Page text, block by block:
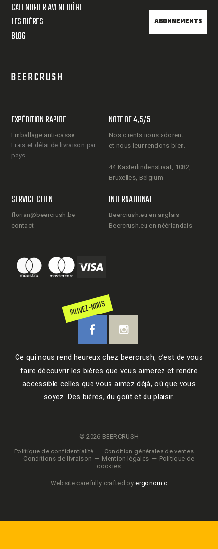
CALENDRIER AVENT BIÈRE
LES BIÈRES
BLOG
ABONNEMENTS
EXPÉDITION RAPIDE
Emballage anti-casse
Frais et délai de livraison par
pays
NOTE DE 4,5/5
Nos clients nous adorent
et nous leur rendons bien.
44 Kasterlindenstraat, 1082,
Bruxelles, Belgium
SERVICE CLIENT
florian@beercrush.be
contact
INTERNATIONAL
Beercrush.eu en anglais
Beercrush.eu en néérlandais
SUIVEZ-NOUS
Ce qui nous rend heureux chez beercrush, c’est de vous
faire découvrir les bières que vous aimerez et rendre
accessible celles que vous aimez déjà, où que vous
soyez. Des bières, du goût et du plaisir.
© 2026 BEERCRUSH
Politique de confidentialité
Condition générales de ventes
Conditions de livraison
Mention légales
Politique de
cookies
Website carefully crafted byergonomic